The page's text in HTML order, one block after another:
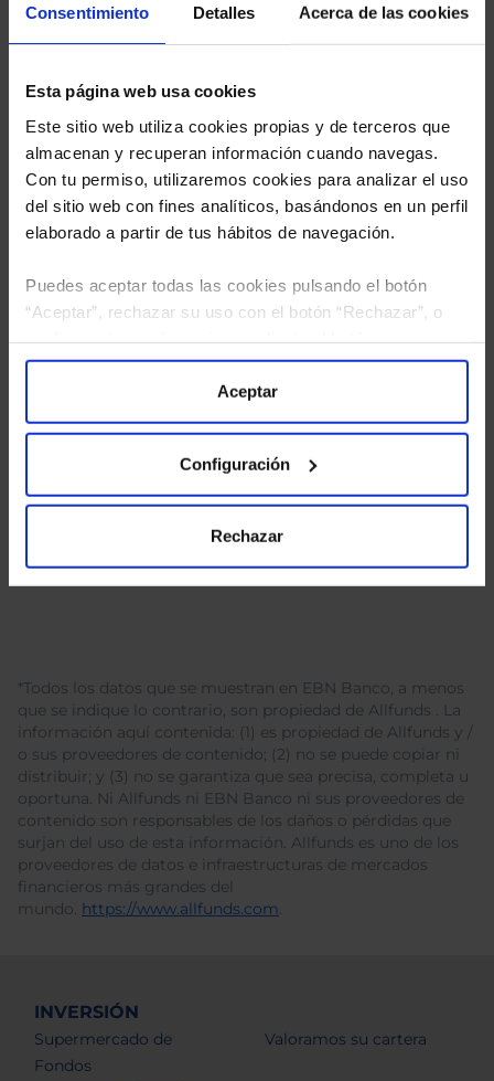
Consentimiento Detalles Acerca de las cookies
Esta página web usa cookies
Este sitio web utiliza cookies propias y de terceros que
almacenan y recuperan información cuando navegas.
Con tu permiso, utilizaremos cookies para analizar el uso
del sitio web con fines analíticos, basándonos en un perfil
elaborado a partir de tus hábitos de navegación.
Puedes aceptar todas las cookies pulsando el botón
“Aceptar”, rechazar su uso con el botón “Rechazar”, o
“Configuración”. Consulta nuestraPolítica
para más información.
Aceptar
Configuración
Rechazar
tratamiento de mis datos personales.
*Todos los datos que se muestran en EBN Banco, a menos
que se indique lo contrario, son propiedad de Allfunds . La
información aquí contenida: (1) es propiedad de Allfunds y /
o sus proveedores de contenido; (2) no se puede copiar ni
distribuir; y (3) no se garantiza que sea precisa, completa u
oportuna. Ni Allfunds ni EBN Banco ni sus proveedores de
contenido son responsables de los daños o pérdidas que
surjan del uso de esta información. Allfunds es uno de los
proveedores de datos e infraestructuras de mercados
financieros más grandes del
mundo. https://www.allfunds.com.
INVERSIÓN
Supermercado de
Fondos
Valoramos su cartera